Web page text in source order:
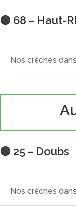
🟢 68 – Haut-
Nos crèches
🟢 25 – Doubs
Nos crèches